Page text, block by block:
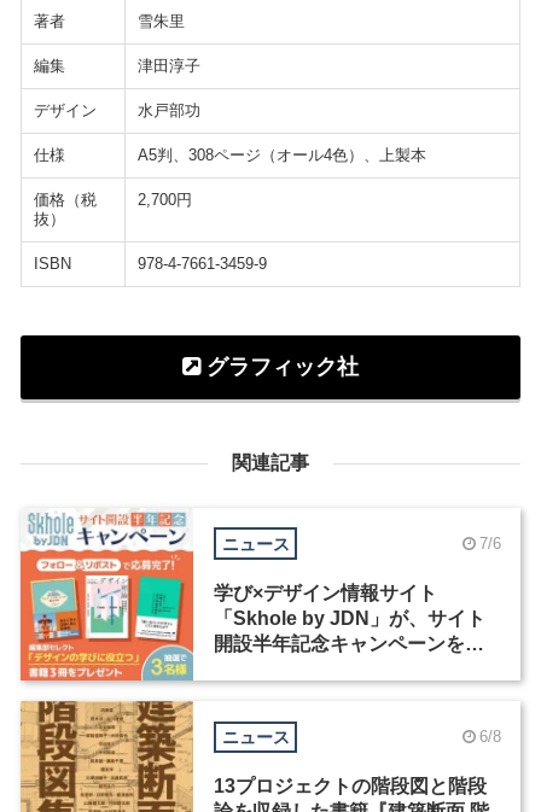
著者 雪朱里
編集 津田淳子
デザイン 水戸部功
仕様 A5判、308ページ（オール4色）、上製本
価格（税
抜）
2,700円
ISBN 978-4-7661-3459-9
グラフィック社
関連記事
ニュース 7/6
学び×デザイン情報サイト
「Skhole by JDN」が、サイト
開設半年記念キャンペーンを実
ニュース 6/8
13プロジェクトの階段図と階段